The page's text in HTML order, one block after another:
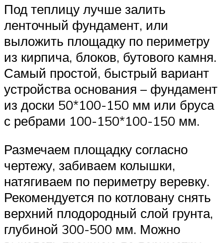
Под теплицу лучше залить
ленточный фундамент, или
выложить площадку по периметру
из кирпича, блоков, бутового камня.
Самый простой, быстрый вариант
устройства основания – фундамент
из доски 50*100-150 мм или бруса
с ребрами 100-150*100-150 мм.
Размечаем площадку согласно
чертежу, забиваем колышки,
натягиваем по периметру веревку.
Рекомендуется по котловану снять
верхний плодородный слой грунта,
глубиной 300-500 мм. Можно